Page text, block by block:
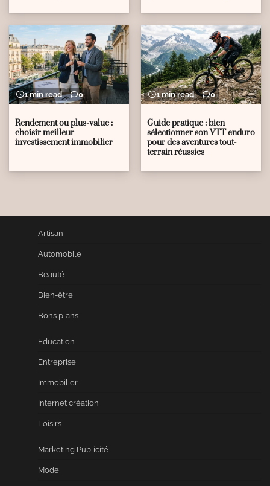
1 min read 0
Rendement ou plus-value :
choisir meilleur
investissement immobilier
1 min read 0
Guide pratique : bien
sélectionner son VTT enduro
pour des aventures tout-
terrain réussies
Artisan
Automobile
Beauté
Bien-être
Bons plans
Education
Entreprise
Immobilier
Internet création
Loisirs
Marketing Publicité
Mode